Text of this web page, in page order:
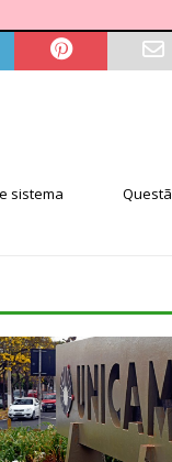
sistema